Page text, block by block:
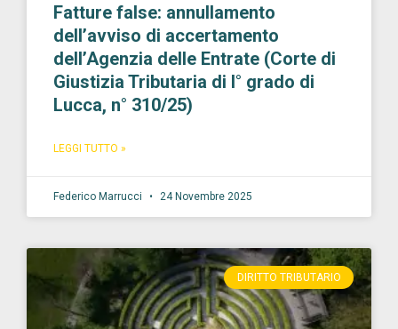
Fatture false: annullamento
dell’avviso di accertamento
dell’Agenzia delle Entrate (Corte di
Giustizia Tributaria di I° grado di
Lucca, n° 310/25)
LEGGI TUTTO »
Federico Marrucci 24 Novembre 2025
DIRITTO TRIBUTARIO